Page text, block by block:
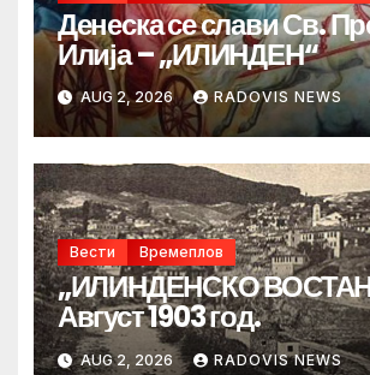
Денеска се слави Св.
Илија – „ИЛИНДЕН“
AUG 2, 2026 RADOVIS NEWS
Вести Времеплов
„ИЛИНДЕНСКО
Август 1903 год.
AUG 2, 2026 RADOVIS NEWS